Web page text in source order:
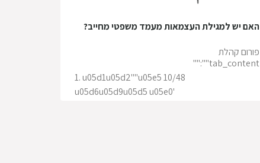
האם יש למגילת העצמאות מעמד משפטי מחייב?
פורום קהלת
tab_content"":""
1. u05d1u05d2""u05e5 10/48
u05d6u05d9u05d5 u05e0'